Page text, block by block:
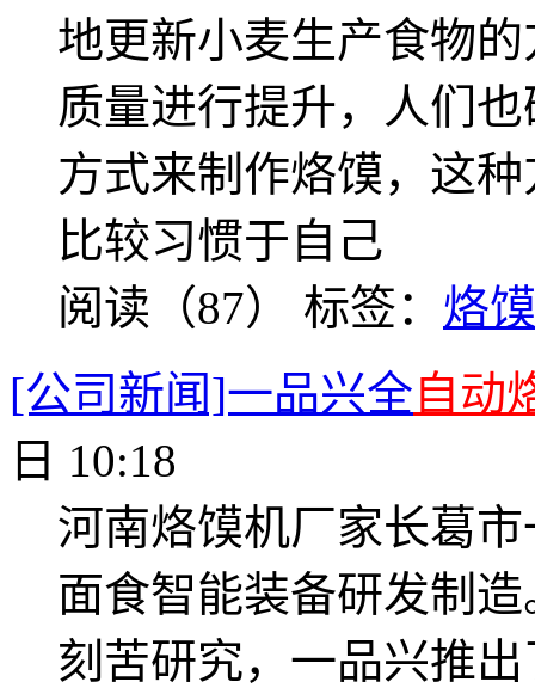
地更新小麦生产食物
质量进行提升，人们
方式来制作烙馍，这
比较习惯于自己
阅读（87） 标签： 烙
[公司新闻]一品兴全自动
日 10:18
河南烙馍机厂家长葛
面食智能装备研发制
刻苦研究，一品兴推